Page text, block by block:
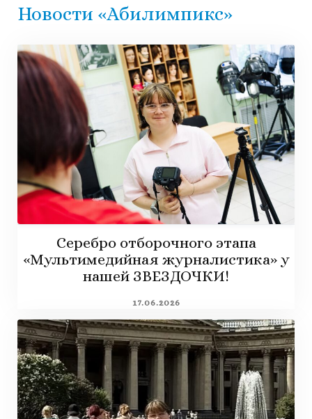
Новости «Абилимпикс»
Серебро отборочного этапа
«Мультимедийная журналистика» у
нашей ЗВЕЗДОЧКИ!
17.06.2026